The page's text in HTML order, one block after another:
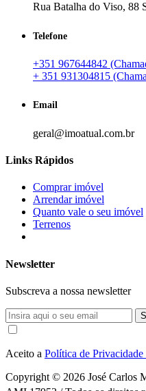
Rua Batalha do Viso, 88
Telefone
+351 967644842
+ 351 931304815
Email
geral@imoatual.com.br
Links Rápidos
Comprar imóvel
Arrendar imóvel
Quanto vale o seu imóvel
Terrenos
Newsletter
Subscreva a nossa newsletter
Aceito a Política de
Copyright © 2026 José Carlos